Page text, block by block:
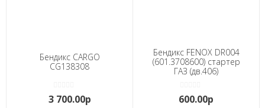
Бендикс CARGO
CG138308
3 700.00р
Бендикс FENOX DR004
(601.3708600) стартер
ГАЗ (дв.406)
600.00р